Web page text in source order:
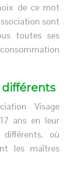
de ce mot
sont
toutes ses
différents
Visage
ans en leur
où
les maîtres